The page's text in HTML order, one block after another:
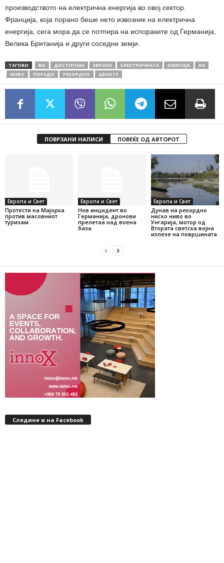
производството на електрична енергија во овој сектор.
Франција, која порано беше нето извозник на електрична
енергија, сега мора да се потпира на испораките од Германија,
Велика Британија и други соседни земји.
ТАГОВИ ВО ДОСТИГНАА ЕВРОПА ЕЛЕКТРИЧНАТА ЕНЕРГИЈА
НА
НИВО
ПОРАДИ РЕКОРДНО ЦЕНИТЕ
ПОВРЗАНИ НАПИСИ ПОВЕЌЕ ОД АВТОРОТ
Европа и Свет
Протести на Мајорка
против масовниот
туризам
Европа и Свет
Нов инцидент во
Германија, дронови
прелетаа над воена
база
Европа и Свет
Дунав на рекордно
ниско ниво во
Унгарија, мотор од
Втората светска војна
излезе на површината
Следине и на Facebook